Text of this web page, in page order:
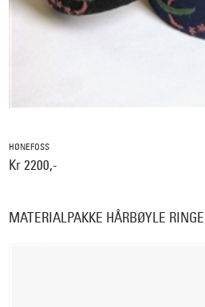
HØNEFOSS
Kr 2200,-
MATERIALPAKKE HÅRBØYLE